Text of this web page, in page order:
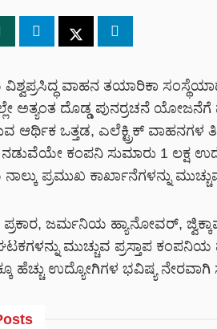
ವಾಹನ ತಯಾರಿಕಾ
ಅತ್ಯಂತ ದೊಡ್ಡ ಪುನರ್ರಚನೆ
ಆರ್ಥಿಕ ಒತ್ತಡ, ಎಲೆಕ್ಟ್ರಿಕ್ ವಾಹನಗಳ
ಕಂಪನಿ ಸುಮಾರು 1 ಲಕ್ಷ
ಪ್ರಮುಖ ಕಾರ್ಖಾನೆಗಳನ್ನು
ಜರ್ಮನಿಯ ಹ್ಯಾನೋವರ್,
ಮುಚ್ಚುವ ಪ್ರಸ್ತಾಪ
ಹೆಚ್ಚು ಉದ್ಯೋಗಿಗಳ ಭವಿಷ್ಯ ನೇರವಾಗಿ